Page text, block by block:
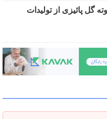
۱۵۰ هزار بوته گل پائیزی از تولیدات